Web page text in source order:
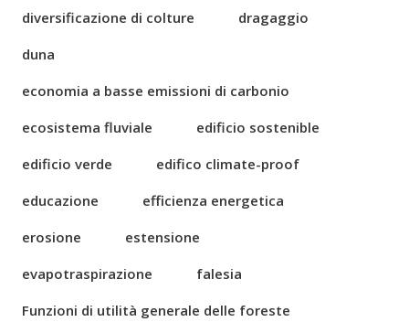
diversificazione di colture
dragaggio
duna
economia a basse emissioni di carbonio
ecosistema fluviale
edificio sostenible
edificio verde
edifico climate-proof
educazione
efficienza energetica
erosione
estensione
evapotraspirazione
falesia
Funzioni di utilità generale delle foreste